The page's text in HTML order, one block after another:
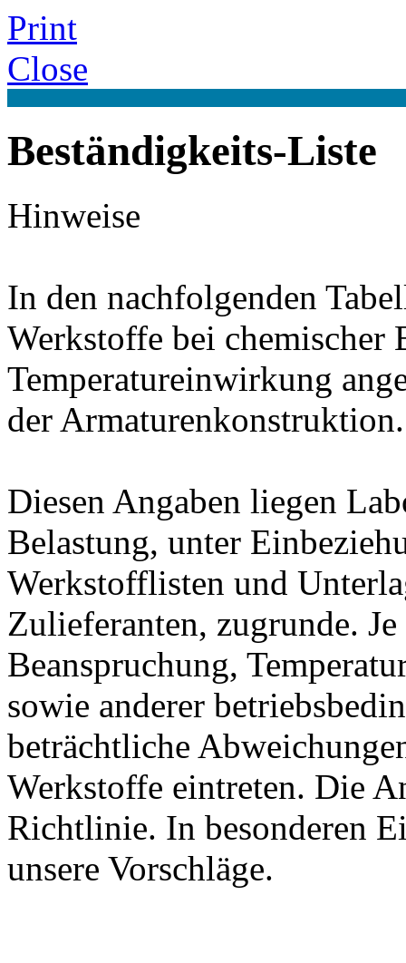
Print
Close
Beständigkeits-Liste
Hinweise
In den nachfolgenden
Werkstoffe bei chemischer
Temperatureinwirkung
der Armaturenkonstruktion.
Diesen Angaben liegen
Belastung, unter
Werkstofflisten und
Zulieferanten, zugrunde.
Beanspruchung,
sowie anderer
beträchtliche
Werkstoffe eintreten. Die
Richtlinie. In besonderen
unsere Vorschläge.